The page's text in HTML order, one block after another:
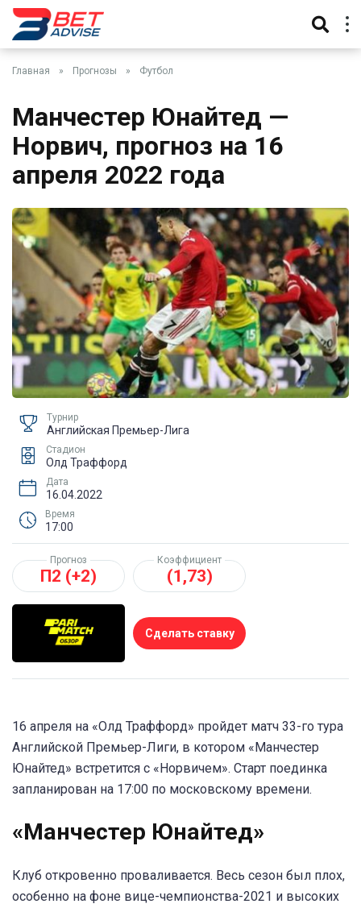
Главная » Прогнозы » Футбол
Манчестер Юнайтед —
Норвич, прогноз на 16
апреля 2022 года
Турнир
Английская Премьер-Лига
Стадион
Олд Траффорд
Дата
16.04.2022
Время
17:00
Прогноз
П2 (+2)
Коэффициент
(1,73)
Сделать ставку
16 апреля на «Олд Траффорд» пройдет матч 33-го тура
Английской Премьер-Лиги, в котором «Манчестер
Юнайтед» встретится с «Норвичем». Старт поединка
запланирован на 17:00 по московскому времени.
«Манчестер Юнайтед»
Клуб откровенно проваливается. Весь сезон был плох,
особенно на фоне вице-чемпионства-2021 и высоких